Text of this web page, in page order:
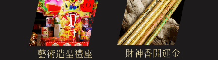
藝術造型禮座 財神香開運金